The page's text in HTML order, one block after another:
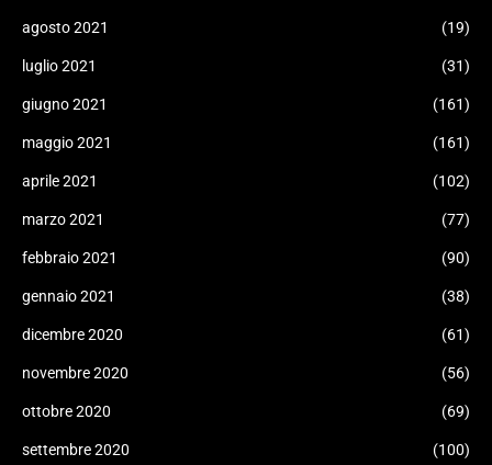
agosto 2021 (19)
luglio 2021 (31)
giugno 2021 (161)
maggio 2021 (161)
aprile 2021 (102)
marzo 2021 (77)
febbraio 2021 (90)
gennaio 2021 (38)
dicembre 2020 (61)
novembre 2020 (56)
ottobre 2020 (69)
settembre 2020 (100)